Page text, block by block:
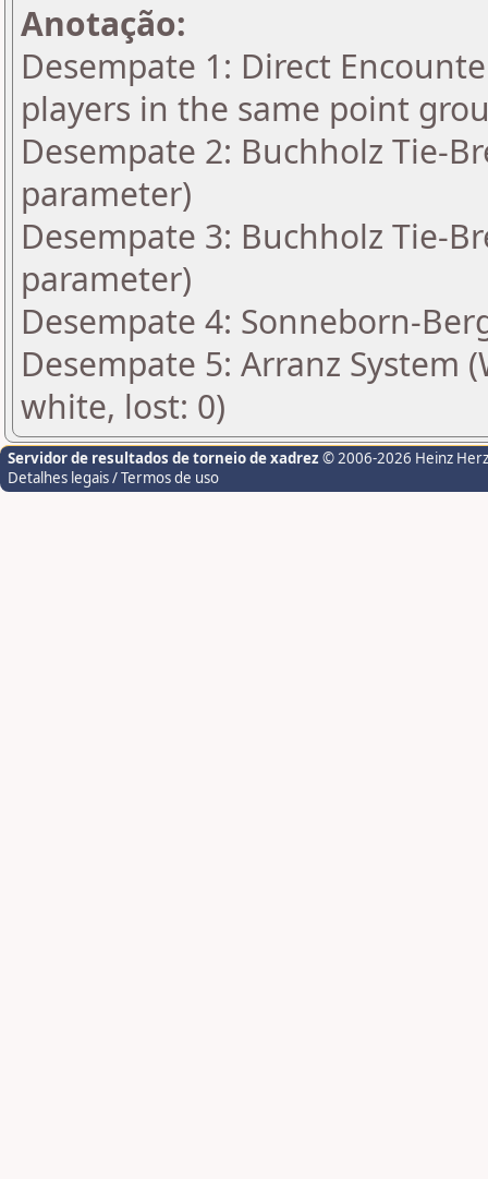
Anotação:
Desempate 1: Direct
players in the same point
Desempate 2: Buchholz Tie-
parameter)
Desempate 3: Buchholz Tie-
parameter)
Desempate 4: Sonneborn-
Desempate 5: Arranz System
white, lost: 0)
Servidor de resultados de torneio de xadrez © 2006-2026 Heinz
Detalhes legais / Termos de uso